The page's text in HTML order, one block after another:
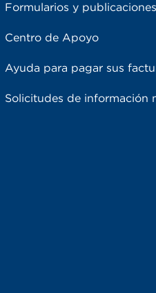
Formularios y publicaciones
Centro de Apoyo
Ayuda para pagar sus
Solicitudes de información